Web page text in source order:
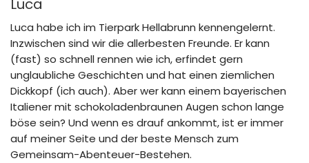
Luca
Luca habe ich im Tierpark Hellabrunn kennengelernt.
Inzwischen sind wir die allerbesten Freunde. Er kann
(fast) so schnell rennen wie ich, erfindet gern
unglaubliche Geschichten und hat einen ziemlichen
Dickkopf (ich auch). Aber wer kann einem bayerischen
Italiener mit schokoladenbraunen Augen schon lange
böse sein? Und wenn es drauf ankommt, ist er immer
auf meiner Seite und der beste Mensch zum
Gemeinsam-Abenteuer-Bestehen.